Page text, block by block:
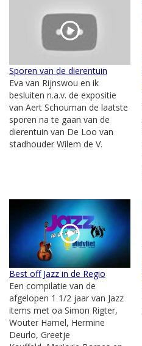
Sporen van de dierentuin
Eva van Rijnswou en ik
besluiten n.a.v. de expositie
van Aert Schouman de laatste
sporen na te gaan van de
dierentuin van De Loo van
stadhouder Wilem de V.
Best off Jazz in de Regio
Een compilatie van de
afgelopen 1 1/2 jaar van Jazz
items met oa Simon Rigter,
Wouter Hamel, Hermine
Deurlo, Greetje